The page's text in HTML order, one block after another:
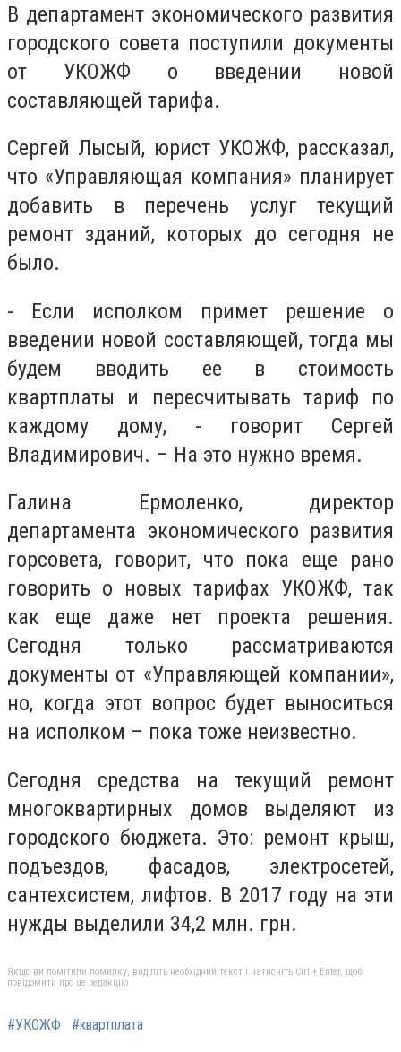
В департамент экономического развития
городского совета поступили документы
от УКОЖФ о введении новой
составляющей тарифа.
Сергей Лысый, юрист УКОЖФ, рассказал,
что «Управляющая компания» планирует
добавить в перечень услуг текущий
ремонт зданий, которых до сегодня не
было.
- Если исполком примет решение о
введении новой составляющей, тогда мы
будем вводить ее в стоимость
квартплаты и пересчитывать тариф по
каждому дому, - говорит Сергей
Владимирович. – На это нужно время.
Галина Ермоленко, директор
департамента экономического развития
горсовета, говорит, что пока еще рано
говорить о новых тарифах УКОЖФ, так
как еще даже нет проекта решения.
Сегодня только рассматриваются
документы от «Управляющей компании»,
но, когда этот вопрос будет выноситься
на исполком – пока тоже неизвестно.
Сегодня средства на текущий ремонт
многоквартирных домов выделяют из
городского бюджета. Это: ремонт крыш,
подъездов, фасадов, электросетей,
сантехсистем, лифтов. В 2017 году на эти
нужды выделили 34,2 млн. грн.
Якщо ви помітили помилку, виділіть необхідний текст і натисніть Ctrl + Enter, щоб
повідомити про це редакцію
#УКОЖФ #квартплата